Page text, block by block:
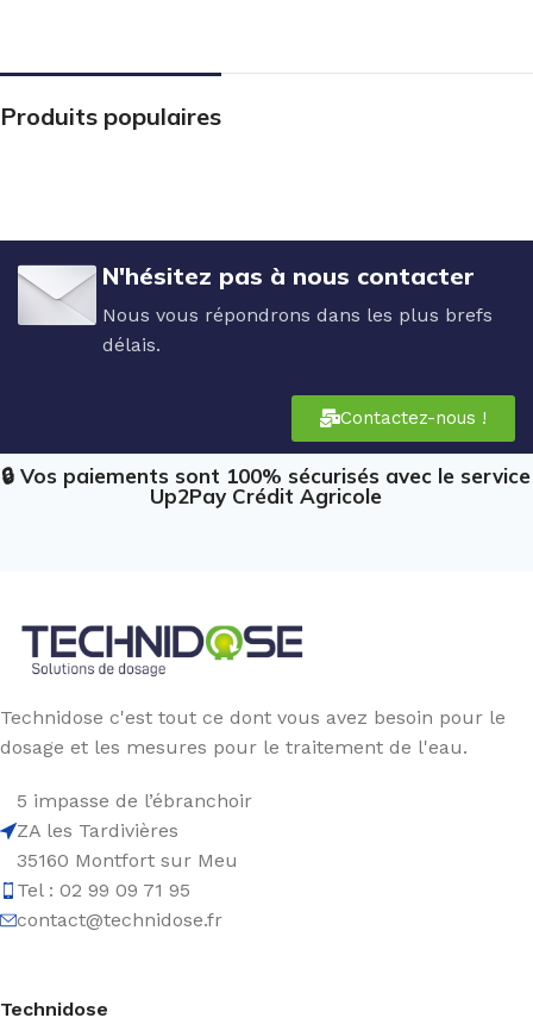
Produits populaires
N'hésitez pas à nous contacter
Nous vous répondrons dans les plus brefs
délais.
Contactez-nous !
🔒 Vos paiements sont 100% sécurisés avec le service
Up2Pay Crédit Agricole
Technidose c'est tout ce dont vous avez besoin pour le
dosage et les mesures pour le traitement de l'eau.
5 impasse de l’ébranchoir
ZA les Tardivières
35160 Montfort sur Meu
Tel : 02 99 09 71 95
contact@technidose.fr
Technidose